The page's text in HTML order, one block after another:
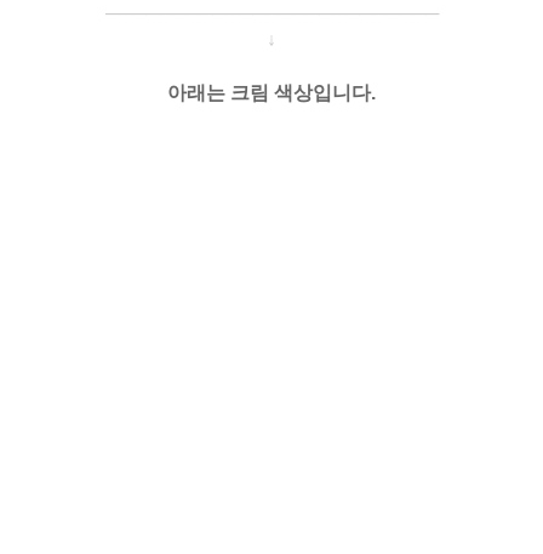
─────────────────────────
↓
아래는 크림 색상입니다.